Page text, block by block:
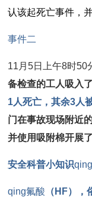
认该起死亡事件，
事件二
11月5日上午8时50
备检查的工人吸入
1人死亡，其余3人
门在事故现场附近
并使用吸附棉开展
安全科普小知识
qing氟酸 （HF），